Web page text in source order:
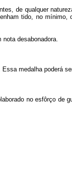
de qualquer
tido, no mínimo,
nota desabonadora.
medalha poderá
no esfôrço de